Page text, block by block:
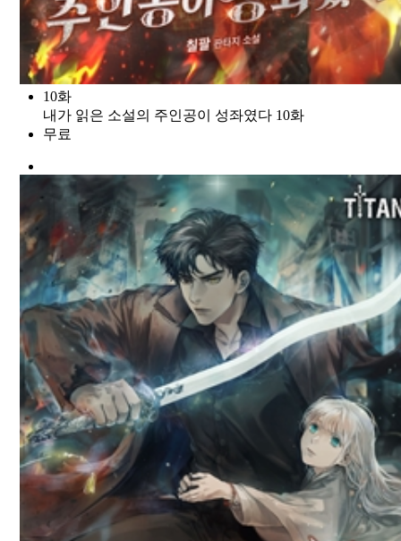
10화
내가 읽은 소설의 주인공이 성좌였다 10화
무료